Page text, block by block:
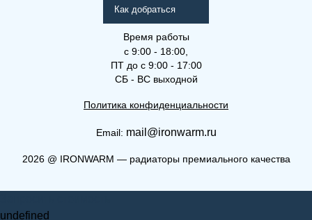
Как добраться
Время работы
с 9:00 - 18:00,
ПТ до с 9:00 - 17:00
СБ - ВС выходной
Политика конфиденциальности
Email: mail@ironwarm.ru
2026@ IRONWARM — радиаторы премиального качества
undefined